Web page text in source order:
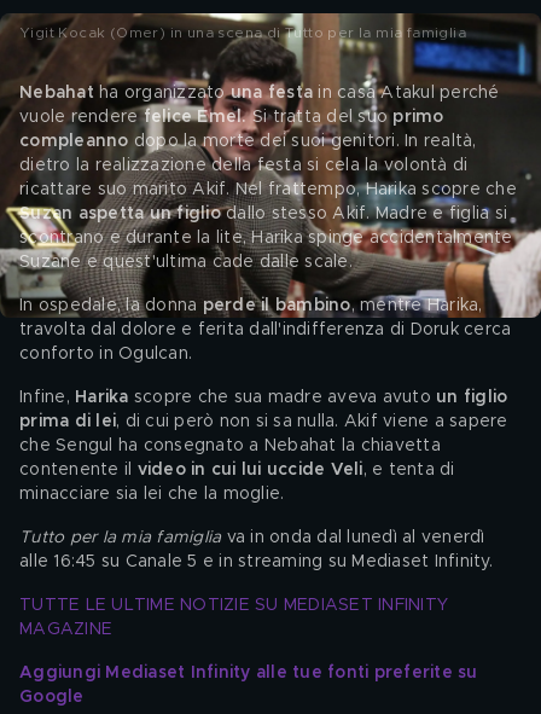
Yigit Kocak (Omer) in una scena di Tutto per la mia famiglia
Nebahat ha organizzato una festa in casa Atakul perché
vuole rendere felice Emel. Si tratta del suo primo
compleanno dopo la morte dei suoi genitori. In realtà,
dietro la realizzazione della festa si cela la volontà di
ricattare suo marito Akif. Nel frattempo, Harika scopre che
Suzan aspetta un figlio dallo stesso Akif. Madre e figlia si
scontrano e durante la lite, Harika spinge accidentalmente
Suzane e quest'ultima cade dalle scale.
In ospedale, la donna perde il bambino, mentre Harika,
travolta dal dolore e ferita dall'indifferenza di Doruk cerca
conforto in Ogulcan.
Infine, Harika scopre che sua madre aveva avuto un figlio
prima di lei, di cui però non si sa nulla. Akif viene a sapere
che Sengul ha consegnato a Nebahat la chiavetta
contenente il video in cui lui uccide Veli, e tenta di
minacciare sia lei che la moglie.
Tutto per la mia famiglia va in onda dal lunedì al venerdì
alle 16:45 su Canale 5 e in streaming su Mediaset Infinity.
TUTTE LE ULTIME NOTIZIE SU MEDIASET INFINITY
MAGAZINE
Aggiungi Mediaset Infinity alle tue fonti preferite su
Google